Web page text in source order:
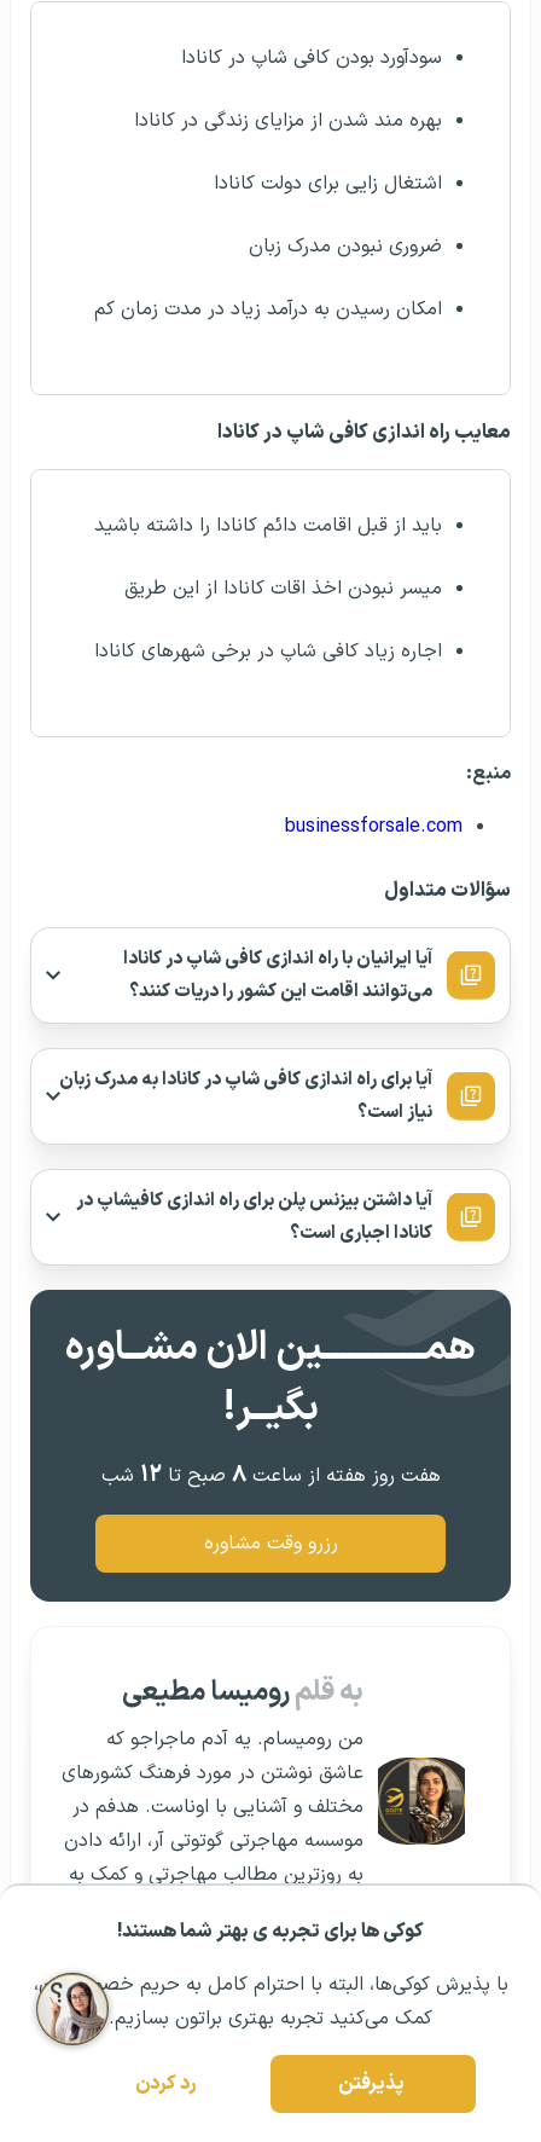
کوکی ها برای تجربه ی بهتر شما هستند!
با پذیرش کوکی‌ها، البته با احترام کامل به حریم خصوصیتون،
کمک می‌کنید تجربه بهتری براتون بسازیم.
پذیرفتن رد کردن
مشــاوره اولیه رایگان: ۰۲۱ ۴۳۰۰۰ ۰۲۱ رزرو مشاوره تخصصی
سودآورد بودن کافی شاپ در کانادا
بهره مند شدن از مزایای زندگی در کانادا
اشتغال زایی برای دولت کانادا
ضروری نبودن مدرک زبان
امکان رسیدن به درآمد زیاد در مدت زمان کم
معایب راه اندازی کافی شاپ در کانادا
باید از قبل اقامت دائم کانادا را داشته باشید
میسر نبودن اخذ اقات کانادا از این طریق
اجاره زیاد کافی شاپ در برخی شهرهای کانادا
منبع:
businessforsale.com
سؤالات متداول
آیا ایرانیان با راه اندازی کافی شاپ در کانادا
می‌توانند اقامت این کشور را دریات کنند؟
آیا برای راه اندازی کافی شاپ در کانادا به مدرک زبان
نیاز است؟
آیا داشتن بیزنس پلن برای راه اندازی کافیشاپ در
کانادا اجباری است؟
همــــــــــــین الان مشــاوره
بگیــر!
هفت روز هفته از ساعت۸ صبح تا۱۲ شب
رزرو وقت مشاوره
به قلمرومیسا مطیعی
من رومیسام. یه آدم ماجراجو که
عاشق نوشتن در مورد فرهنگ کشورهای
مختلف و آشنایی با اوناست. هدفم در
موسسه مهاجرتی گوتوتی آر، ارائه دادن
به روزترین مطالب مهاجرتی و کمک به
مقالات مرتبط:
فاند چیست؟ انواع فاند تحصیلی و راه های دریافت آن